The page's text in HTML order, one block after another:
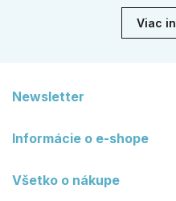
Viac
Newsletter
Informácie o e-shope
Všetko o nákupe